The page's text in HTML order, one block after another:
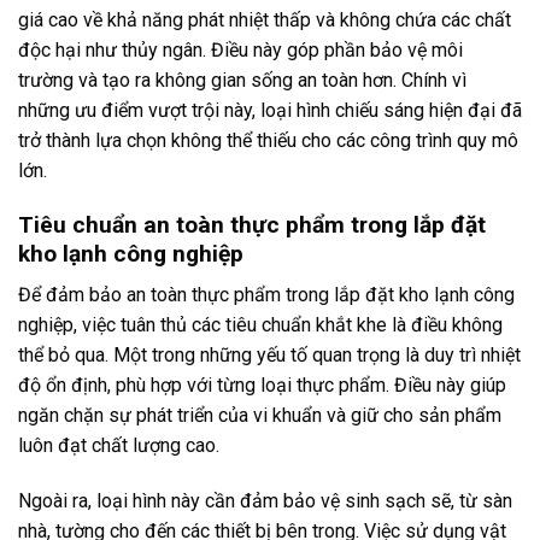
giá cao về khả năng phát nhiệt thấp và không chứa các chất
độc hại như thủy ngân. Điều này góp phần bảo vệ môi
trường và tạo ra không gian sống an toàn hơn. Chính vì
những ưu điểm vượt trội này, loại hình chiếu sáng hiện đại đã
trở thành lựa chọn không thể thiếu cho các công trình quy mô
lớn.
Tiêu chuẩn an toàn thực phẩm trong lắp đặt
kho lạnh công nghiệp
Để đảm bảo an toàn thực phẩm trong lắp đặt kho lạnh công
nghiệp, việc tuân thủ các tiêu chuẩn khắt khe là điều không
thể bỏ qua. Một trong những yếu tố quan trọng là duy trì nhiệt
độ ổn định, phù hợp với từng loại thực phẩm. Điều này giúp
ngăn chặn sự phát triển của vi khuẩn và giữ cho sản phẩm
luôn đạt chất lượng cao.
Ngoài ra, loại hình này cần đảm bảo vệ sinh sạch sẽ, từ sàn
nhà, tường cho đến các thiết bị bên trong. Việc sử dụng vật